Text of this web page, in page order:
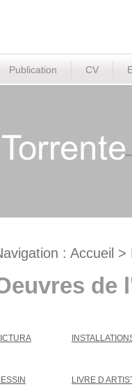
Publication CV
: Accueil >
de
LIVRE D